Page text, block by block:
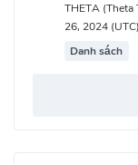
THETA
26, 2024
Danh sách